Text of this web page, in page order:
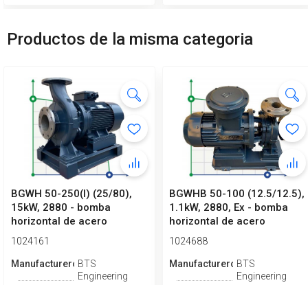
Productos de la misma categoria
BGWH 50-250(I) (25/80),
15kW, 2880 - bomba
horizontal de acero
inoxidable
1024161
Manufacturero BTS
Engineering
BGWHB 50-100 (12.5/12.5),
1.1kW, 2880, Ex - bomba
horizontal de acero
inoxidable
1024688
Manufacturero BTS
Engineering